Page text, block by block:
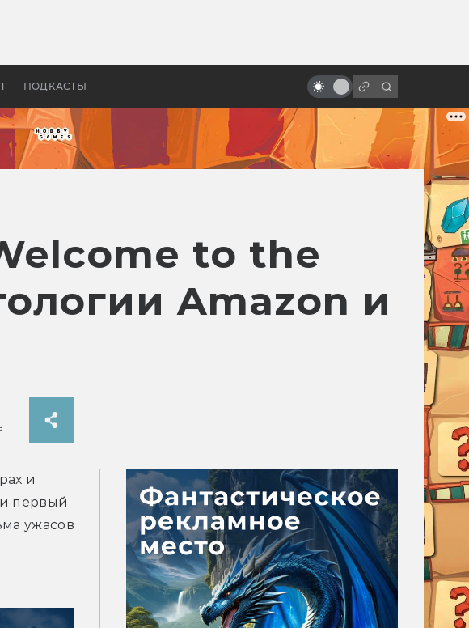
ПОДКАСТЫ
истории: бюджет/сборы
to the
Amazon и
и
первый
ужасов